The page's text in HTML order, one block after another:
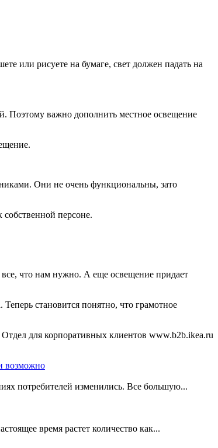
или рисуете на бумаге, свет должен падать на
Поэтому важно дополнить местное освещение
Они не очень функциональны, зато
персоне.
что нам нужно. А еще освещение придает
становится понятно, что грамотное
для корпоративных клиентов www.b2b.ikea.ru
возможно
потребителей изменились. Все большую...
время растет количество как...